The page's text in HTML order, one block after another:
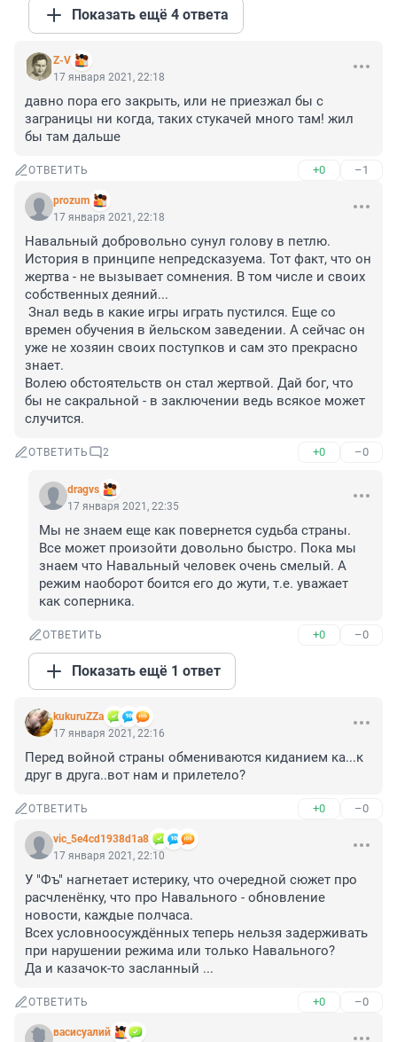
Показать ещё 4 ответа
Z-V
17 января 2021, 22:18
давно пора его закрыть, или не приезжал бы с
заграницы ни когда, таких стукачей много там! жил
бы там дальше
ОТВЕТИТЬ +0 –1
prozum
17 января 2021, 22:18
Навальный добровольно сунул голову в петлю.
История в принципе непредсказуема. Тот факт, что он
жертва - не вызывает сомнения. В том числе и своих
собственных деяний...
Знал ведь в какие игры играть пустился. Еще со
времен обучения в йельском заведении. А сейчас он
уже не хозяин своих поступков и сам это прекрасно
знает.
Волею обстоятельств он стал жертвой. Дай бог, что
бы не сакральной - в заключении ведь всякое может
случится.
ОТВЕТИТЬ 2 +0 –0
dragvs
17 января 2021, 22:35
Мы не знаем еще как повернется судьба страны.
Все может произойти довольно быстро. Пока мы
знаем что Навальный человек очень смелый. А
режим наоборот боится его до жути, т.е. уважает
как соперника.
ОТВЕТИТЬ +0 –0
Показать ещё 1 ответ
kukuruZZa
17 января 2021, 22:16
Перед войной страны обмениваются киданием ка...к
друг в друга..вот нам и прилетело?
ОТВЕТИТЬ +0 –0
vic_5e4cd1938d1a8
17 января 2021, 22:10
У "Фъ" нагнетает истерику, что очередной сюжет про
расчленёнку, что про Навального - обновление
новости, каждые полчаса.
Всех условноосуждённых теперь нельзя задерживать
при нарушении режима или только Навального?
Да и казачок-то засланный ...
ОТВЕТИТЬ +0 –0
васисуалий